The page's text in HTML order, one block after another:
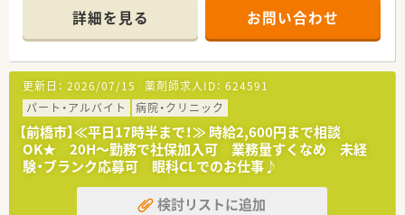
■標榜科目としては整形外科・リウマチ科・内科・リハビリテーシ
ョン科です。
■ベテラン薬剤師が多く在籍していますので、しっかりと経験を
積みたい方にとってはとても整った環境です。
詳細を見る お問い合わせ
更新日： 2026/07/15 薬剤師求人ID： 624591
パート・アルバイト
病院・クリニック
【前橋市】≪平日17時半まで！≫ 時給2,600円まで相談
OK★ 20H～勤務で社保加入可 業務量すくなめ 未経
験・ブランク応募可 眼科CLでのお仕事♪
検討リストに追加